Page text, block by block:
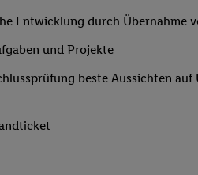
Entwicklung durch Übernahme
und Projekte
beste Aussichten
Ihnen personalisierte
Zudem erlauben Sie
Technologie in den